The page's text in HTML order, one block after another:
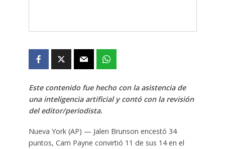
Este contenido fue hecho con la asistencia de
una inteligencia artificial y contó con la revisión
del editor/periodista.
Nueva York (AP) — Jalen Brunson encestó 34
puntos, Cam Payne convirtió 11 de sus 14 en el